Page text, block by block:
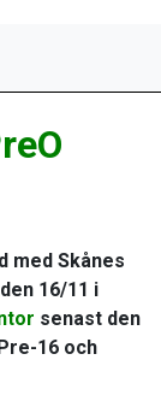
med Skånes
16/11 i
senast den
16 och